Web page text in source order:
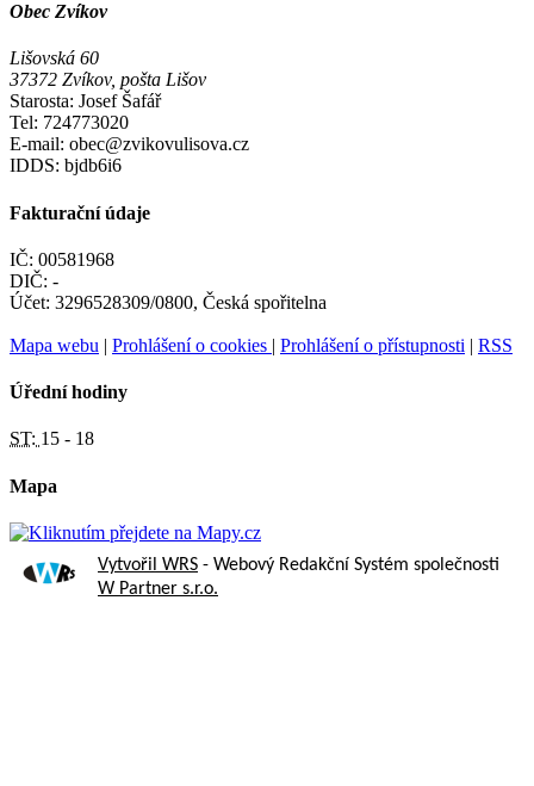
Obec Zvíkov
Lišovská 60
37372 Zvíkov, pošta Lišov
Starosta: Josef Šafář
Tel: 724773020
E-mail: obec@zvikovulisova.cz
IDDS: bjdb6i6
Fakturační údaje
IČ: 00581968
DIČ: -
Účet: 3296528309/0800, Česká spořitelna
Mapa webu | Prohlášení o cookies | Prohlášení o přístupnosti | RSS
Úřední hodiny
ST: 15 - 18
Mapa
Vytvořil WRS - Webový Redakční Systém společnosti
W Partner s.r.o.